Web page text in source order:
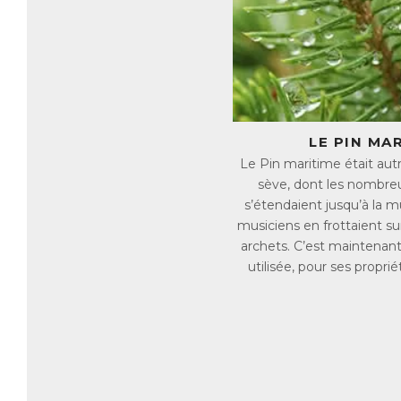
→
→
→
→
LE PIN
Le Pin maritime était
sève, dont les
s’étendaient jusqu’à la
musiciens en frottaient
archets. C’est
utilisée, pour ses